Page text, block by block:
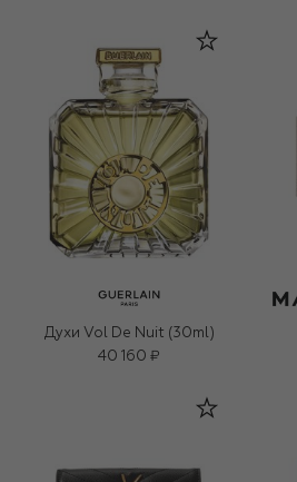
Духи Vol De Nuit (30ml)
40 160 ₽